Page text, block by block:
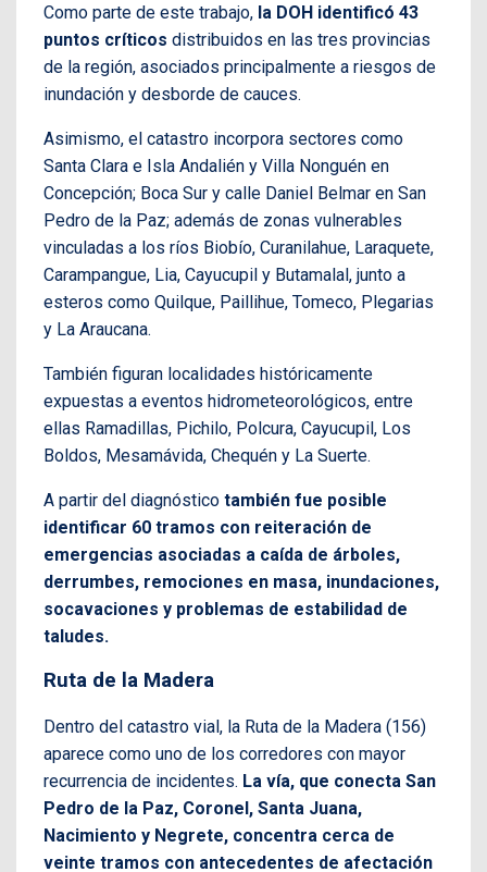
Como parte de este trabajo, la DOH identificó 43
puntos críticos distribuidos en las tres provincias
de la región, asociados principalmente a riesgos de
inundación y desborde de cauces.
Asimismo, el catastro incorpora sectores como
Santa Clara e Isla Andalién y Villa Nonguén en
Concepción; Boca Sur y calle Daniel Belmar en San
Pedro de la Paz; además de zonas vulnerables
vinculadas a los ríos Biobío, Curanilahue, Laraquete,
Carampangue, Lia, Cayucupil y Butamalal, junto a
esteros como Quilque, Paillihue, Tomeco, Plegarias
y La Araucana.
También figuran localidades históricamente
expuestas a eventos hidrometeorológicos, entre
ellas Ramadillas, Pichilo, Polcura, Cayucupil, Los
Boldos, Mesamávida, Chequén y La Suerte.
A partir del diagnóstico también fue posible
identificar 60 tramos con reiteración de
emergencias asociadas a caída de árboles,
derrumbes, remociones en masa, inundaciones,
socavaciones y problemas de estabilidad de
taludes.
Ruta de la Madera
Dentro del catastro vial, la Ruta de la Madera (156)
aparece como uno de los corredores con mayor
recurrencia de incidentes. La vía, que conecta San
Pedro de la Paz, Coronel, Santa Juana,
Nacimiento y Negrete, concentra cerca de
veinte tramos con antecedentes de afectación